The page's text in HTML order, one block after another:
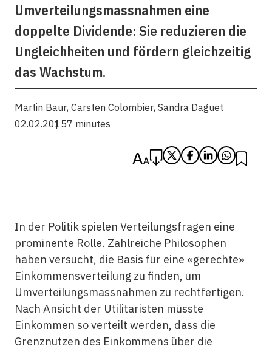
Umverteilungsmassnahmen eine
doppelte Dividende: Sie reduzieren die
Ungleichheiten und fördern gleichzeitig
das Wachstum.
Martin Baur, Carsten Colombier, Sandra Daguet
02.02.20157 minutes
In der Politik spielen Verteilungsfragen eine
prominente Rolle. Zahlreiche Philosophen
haben versucht, die Basis für eine «gerechte»
Einkommensverteilung zu finden, um
Umverteilungsmassnahmen zu rechtfertigen.
Nach Ansicht der Utilitaristen müsste
Einkommen so verteilt werden, dass die
Grenznutzen des Einkommens über die